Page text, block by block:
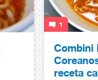
1
Combini
receta